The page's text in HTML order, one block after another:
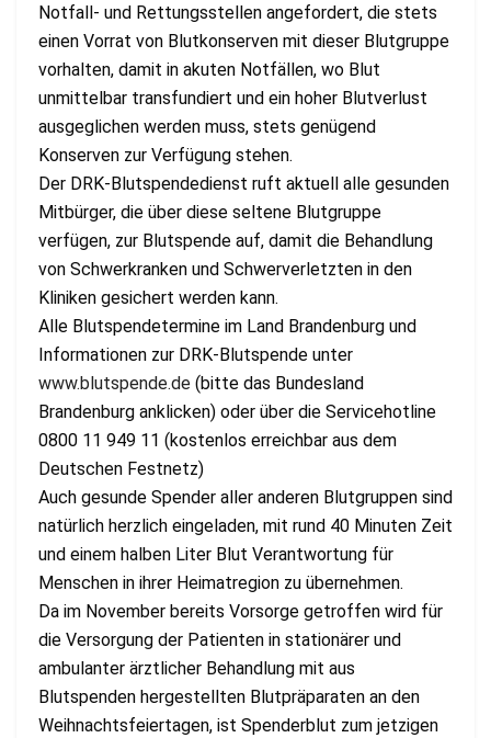
Notfall- und Rettungsstellen angefordert, die stets
einen Vorrat von Blutkonserven mit dieser Blutgruppe
vorhalten, damit in akuten Notfällen, wo Blut
unmittelbar transfundiert und ein hoher Blutverlust
ausgeglichen werden muss, stets genügend
Konserven zur Verfügung stehen.
Der DRK-Blutspendedienst ruft aktuell alle gesunden
Mitbürger, die über diese seltene Blutgruppe
verfügen, zur Blutspende auf, damit die Behandlung
von Schwerkranken und Schwerverletzten in den
Kliniken gesichert werden kann.
Alle Blutspendetermine im Land Brandenburg und
Informationen zur DRK-Blutspende unter
www.blutspende.de (bitte das Bundesland
Brandenburg anklicken) oder über die Servicehotline
0800 11 949 11 (kostenlos erreichbar aus dem
Deutschen Festnetz)
Auch gesunde Spender aller anderen Blutgruppen sind
natürlich herzlich eingeladen, mit rund 40 Minuten Zeit
und einem halben Liter Blut Verantwortung für
Menschen in ihrer Heimatregion zu übernehmen.
Da im November bereits Vorsorge getroffen wird für
die Versorgung der Patienten in stationärer und
ambulanter ärztlicher Behandlung mit aus
Blutspenden hergestellten Blutpräparaten an den
Weihnachtsfeiertagen, ist Spenderblut zum jetzigen